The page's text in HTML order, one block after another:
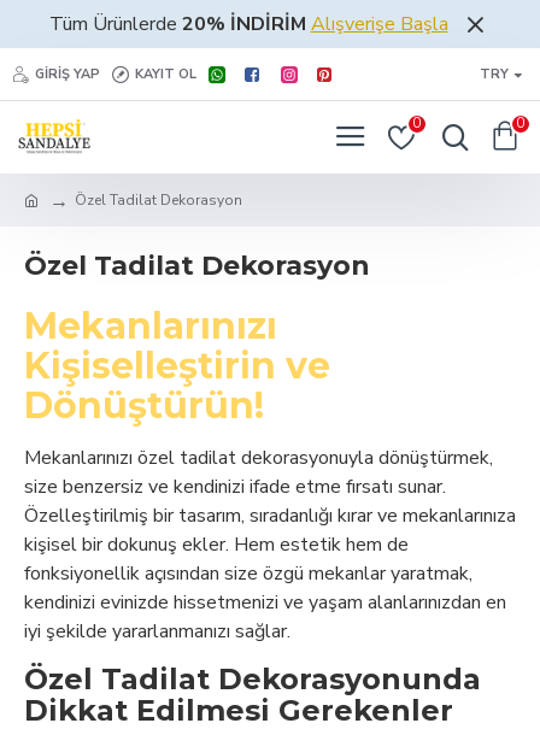
Tüm Ürünlerde 20% İNDİRİM Alışverişe Başla
GIRIŞ YAP KAYIT OL TRY
0 0
Özel Tadilat Dekorasyon
Özel Tadilat Dekorasyon
Mekanlarınızı
Kişiselleştirin ve
Dönüştürün!
Mekanlarınızı özel tadilat dekorasyonuyla dönüştürmek,
size benzersiz ve kendinizi ifade etme fırsatı sunar.
Özelleştirilmiş bir tasarım, sıradanlığı kırar ve mekanlarınıza
kişisel bir dokunuş ekler. Hem estetik hem de
fonksiyonellik açısından size özgü mekanlar yaratmak,
kendinizi evinizde hissetmenizi ve yaşam alanlarınızdan en
iyi şekilde yararlanmanızı sağlar.
Özel Tadilat Dekorasyonunda
Dikkat Edilmesi Gerekenler